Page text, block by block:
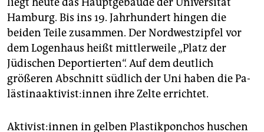
liegt heute das Hauptgebäude der Universität
Hamburg. Bis ins 19. Jahrhundert hingen die
beiden Teile zusammen. Der Nordwestzipfel vor
dem Logenhaus heißt mittlerweile „Platz der
Jüdischen Deportierten“. Auf dem deutlich
größeren Abschnitt südlich der Uni haben die Pa­
läs­ti­na­ak­ti­vis­t:in­nen ihre Zelte errichtet.
Ak­ti­vis­t:in­nen in gelben Plastikponchos huschen